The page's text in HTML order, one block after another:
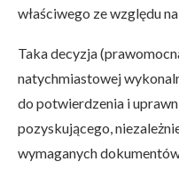
właściwego ze względu
Taka decyzja
natychmiastowej
do potwierdzenia i
pozyskującego,
wymaganych